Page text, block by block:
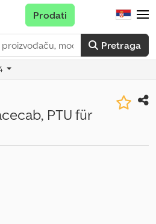
Pretraga
Prodati
PTU für